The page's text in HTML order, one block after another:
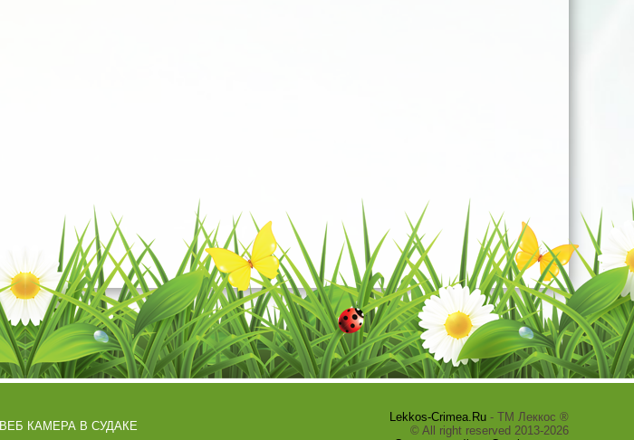
ВЕБ КАМЕРА В СУДАКЕ
Lekkos-Crimea.Ru - ТМ Леккос ®
© All right reserved 2013-2026